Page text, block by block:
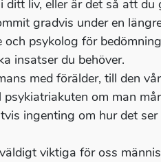
liv, eller är det så att
gradvis under en
och psykolog för
insatser du behöver.
med förälder, till den
om man
ingenting om hur det
viktiga för oss